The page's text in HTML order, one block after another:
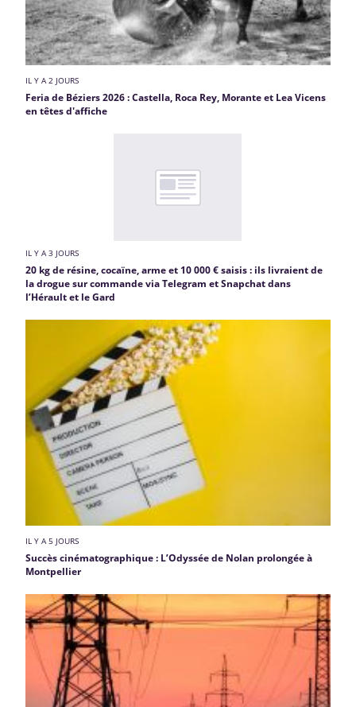
IL Y A 2 JOURS
Feria de Béziers 2026 : Castella, Roca Rey, Morante et Lea Vicens
en têtes d'affiche
IL Y A 3 JOURS
20 kg de résine, cocaïne, arme et 10 000 € saisis : ils livraient de
la drogue sur commande via Telegram et Snapchat dans
l’Hérault et le Gard
IL Y A 5 JOURS
Succès cinématographique : L’Odyssée de Nolan prolongée à
Montpellier